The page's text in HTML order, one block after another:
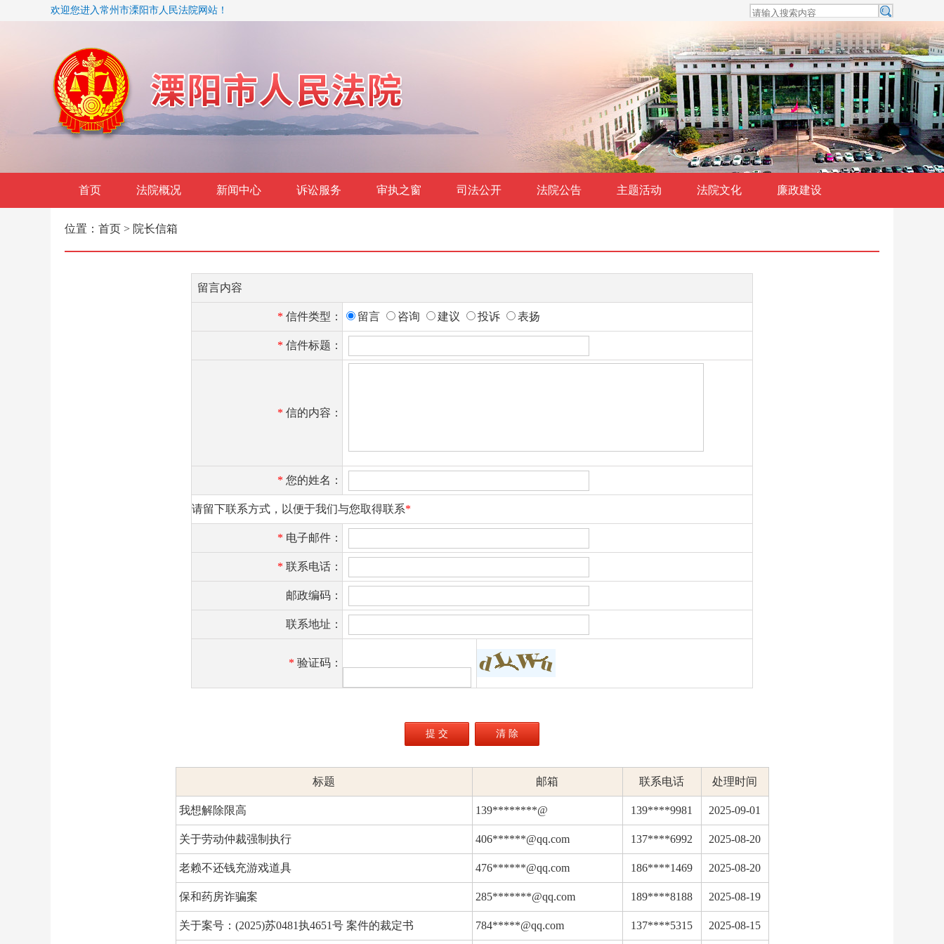
欢迎您进入常州市溧阳市人民法院网站！
首页 法院概况 新闻中心 诉讼服务 审执之窗 司法公开 法院公告 主题活动 法院文化 廉政建设
位置： 首页 > 院长信箱
留言内容
* 信件类型： 留言 咨询 建议 投诉 表扬
* 信件标题：
* 信的内容：
* 您的姓名：
请留下联系方式，以便于我们与您取得联系*
* 电子邮件：
* 联系电话：
邮政编码：
联系地址：
* 验证码：
标题 邮箱 联系电话 处理时间
我想解除限高 139********@ 139****9981 2025-09-01
关于劳动仲裁强制执行 406******@qq.com 137****6992 2025-08-20
老赖不还钱充游戏道具 476******@qq.com 186****1469 2025-08-20
保和药房诈骗案 285*******@qq.com 189****8188 2025-08-19
关于案号：(2025)苏0481执4651号 案件的裁定书 784*****@qq.com 137****5315 2025-08-15